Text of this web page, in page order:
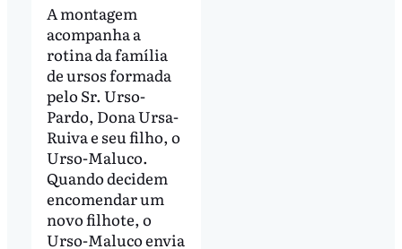
A montagem
acompanha a
rotina da família
de ursos formada
pelo Sr. Urso-
Pardo, Dona Ursa-
Ruiva e seu filho, o
Urso-Maluco.
Quando decidem
encomendar um
novo filhote, o
Urso-Maluco envia